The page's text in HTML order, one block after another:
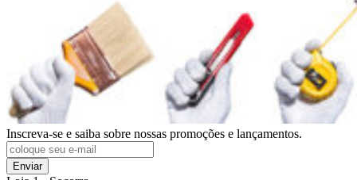
Inscreva-se e saiba sobre nossas promoções e lançamentos.
Enviar